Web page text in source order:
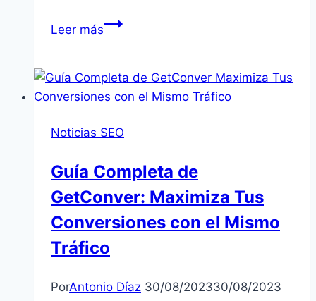
Leer másBeamUsUp,
Spider
gratuito
Noticias SEO
Guía Completa de
GetConver: Maximiza Tus
Conversiones con el Mismo
Tráfico
PorAntonio Díaz 30/08/202330/08/2023